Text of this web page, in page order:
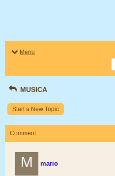
Menu
MUSICA
Start a New Topic
Comment
M mario